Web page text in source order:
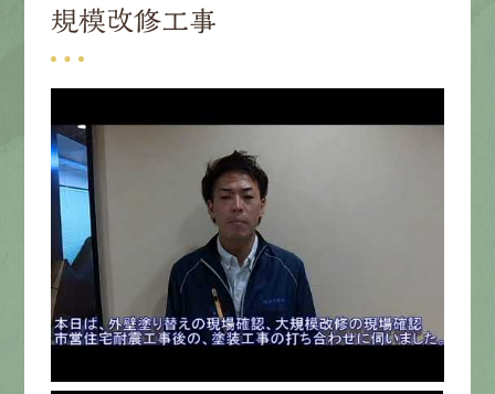
採用情報
募集要項
先輩インタビュー
エントリー
有 格 が、 料建 物診 断いたします!!
0120-44-2605
規模改修工事